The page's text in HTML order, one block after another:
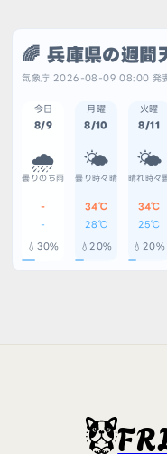
🌈 兵庫県の週間
気象庁 2026-08-09 08:00 発
今日
8/9
🌧️
曇りのち雨
-
-
💧30%
月曜
8/10
🌤️
曇り時々晴
34℃
28℃
💧20%
火曜
8/11
🌤️
晴れ時々
34℃
25℃
💧20%